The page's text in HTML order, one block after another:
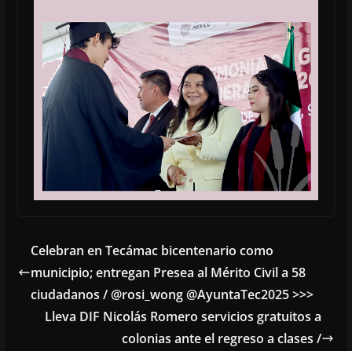
Celebran en Tecámac bicentenario como
municipio; entregan Presea al Mérito Civil a 58
ciudadanos / @rosi_wong @AyuntaTec2025 >>>
Lleva DIF Nicolás Romero servicios gratuitos a
colonias ante el regreso a clases /